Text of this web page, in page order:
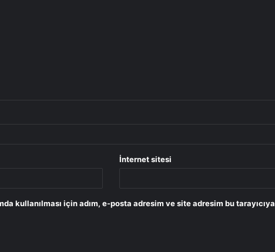
İnternet sitesi
kullanılması için adım, e-posta adresim ve site adresim bu tarayıcıya